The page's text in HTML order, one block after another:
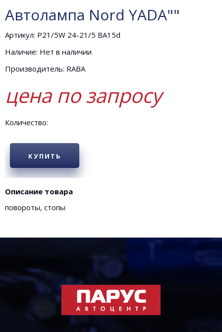
Автолампа Nord YADA""
Артикул: P21/5W 24-21/5 BA15d
Наличие: Нет в наличии
Производитель: RABA
цена по запросу
Количество:
КУПИТЬ
Описание товара
повороты, стопы